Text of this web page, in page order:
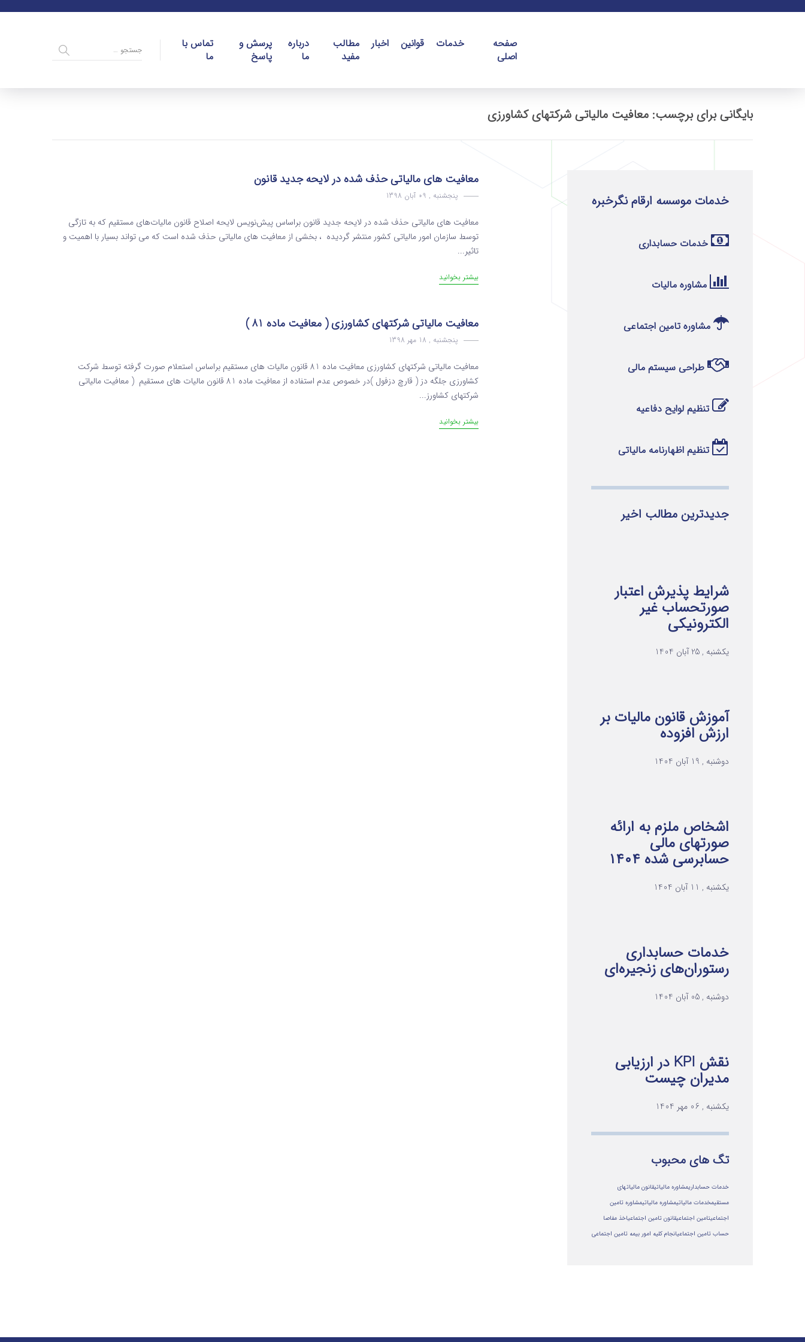
صفحه
اصلی
خدمات قوانین اخبار
مطالب
مفید
درباره
ما
پرسش و
پاسخ
تماس با
ما
بایگانی برای برچسب: معافیت مالیاتی شرکتهای کشاورزی
معافیت های مالیاتی حذف شده در لایحه جدید قانون
پنجشنبه , 09 آبان 1398
معافیت های مالیاتی حذف شده در لایحه جدید قانون براساس پیش‌نویس لایحه اصلاح قانون مالیات‌های مستقیم که به تازگی
توسط سازمان امور مالیاتی کشور منتشر گردیده ، بخشی از معافیت های مالیاتی حذف شده است که می تواند بسیار با اهمیت و
تاثیر...
بیشتر بخوانید
معافیت مالیاتی شرکتهای کشاورزی ( معافیت ماده 81 )
پنجشنبه , 18 مهر 1398
معافیت مالیاتی شرکتهای کشاورزی معافیت ماده 81 قانون مالیات های مستقیم براساس استعلام صورت گرفته توسط شرکت
کشاورزی جلگه دز ( قارچ دزفول )در خصوص عدم استفاده از معافیت ماده 81 قانون مالیات های مستقیم ( معافیت مالیاتی
شرکتهای کشاورز...
بیشتر بخوانید
خدمات موسسه ارقام نگرخبره
خدمات حسابداری
مشاوره مالیات
مشاوره تامین اجتماعی
طراحی سیستم مالی
تنظیم لوایح دفاعیه
تنظیم اظهارنامه مالیاتی
جدیدترین مطالب اخیر
شرایط پذیرش اعتبار
صورتحساب غیر
الکترونیکی
یکشنبه , 25 آبان 1404
آموزش قانون مالیات بر
ارزش افزوده
دوشنبه , 19 آبان 1404
اشخاص ملزم به ارائه
صورتهای مالی
حسابرسی شده ۱۴۰۴
یکشنبه , 11 آبان 1404
خدمات حسابداری
رستوران‌های زنجیره‌ای
دوشنبه , 05 آبان 1404
نقش KPI در ارزیابی
مدیران چیست
یکشنبه , 06 مهر 1404
تگ های محبوب
خدمات حسابداریمشاوره مالیاتیقانون مالیاتهای
مستقیمخدمات مالیاتیمشاوره مالياتيمشاوره تامین
اجتماعیتامین اجتماعیقانون تامین اجتماعیاخذ مفاصا
حساب تامین اجتماعیانجام کلیه امور بیمه تامین اجتماعی